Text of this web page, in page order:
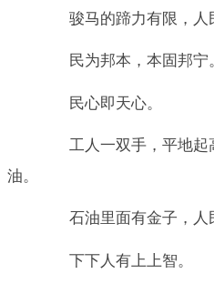
骏马的蹄力有限，人
民为邦本，本固邦宁
民心即天心。
工人一双手，平地起
油。
石油里面有金子，人
下下人有上上智。